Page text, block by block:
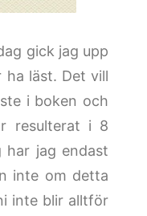
gick jag upp
läst. Det vill
i boken och
resulterat i 8
har jag endast
inte om detta
inte blir alltför